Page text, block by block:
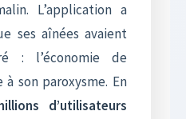
L’application a
ses aînées avaient
: l’économie de
son paroxysme. En
d’utilisateurs